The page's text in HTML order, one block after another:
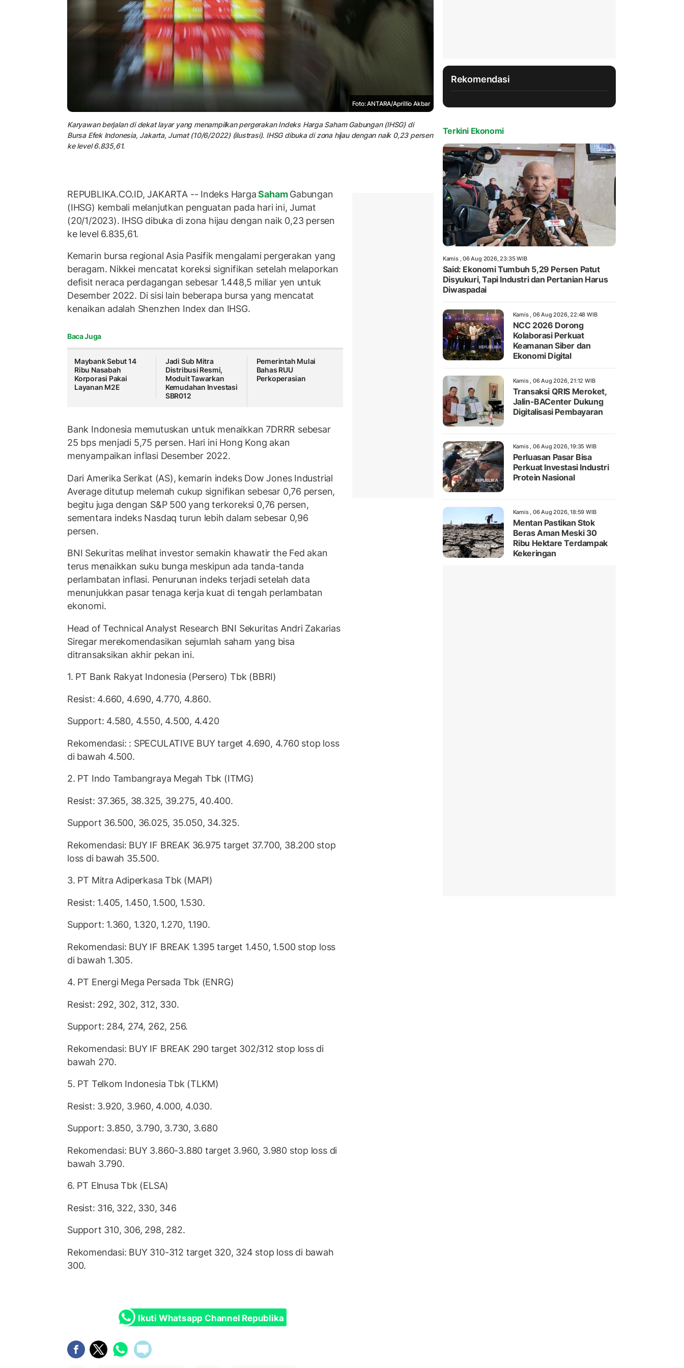
Foto: ANTARA/Aprillio Akbar
Karyawan berjalan di dekat layar yang menampilkan pergerakan Indeks Harga Saham Gabungan (IHSG) di
Bursa Efek Indonesia, Jakarta, Jumat (10/6/2022) (ilustrasi). IHSG dibuka di zona hijau dengan naik 0,23 persen
ke level 6.835,61.
REPUBLIKA.CO.ID, JAKARTA -- Indeks HargaSahamGabungan
(IHSG) kembali melanjutkan penguatan pada hari ini, Jumat
(20/1/2023). IHSG dibuka di zona hijau dengan naik 0,23 persen
ke level 6.835,61.
Kemarin bursa regional Asia Pasifik mengalami pergerakan yang
beragam. Nikkei mencatat koreksi signifikan setelah melaporkan
defisit neraca perdagangan sebesar 1.448,5 miliar yen untuk
Desember 2022. Di sisi lain beberapa bursa yang mencatat
kenaikan adalah Shenzhen Index dan IHSG.
Baca Juga
Maybank Sebut 14
Ribu Nasabah
Korporasi Pakai
Layanan M2E
Jadi Sub Mitra
Distribusi Resmi,
Moduit Tawarkan
Kemudahan Investasi
SBR012
Pemerintah Mulai
Bahas RUU
Perkoperasian
Bank Indonesia memutuskan untuk menaikkan 7DRRR sebesar
25 bps menjadi 5,75 persen. Hari ini Hong Kong akan
menyampaikan inflasi Desember 2022.
Dari Amerika Serikat (AS), kemarin indeks Dow Jones Industrial
Average ditutup melemah cukup signifikan sebesar 0,76 persen,
begitu juga dengan S&P 500 yang terkoreksi 0,76 persen,
sementara indeks Nasdaq turun lebih dalam sebesar 0,96
persen.
BNI Sekuritas melihat investor semakin khawatir the Fed akan
terus menaikkan suku bunga meskipun ada tanda-tanda
perlambatan inflasi. Penurunan indeks terjadi setelah data
menunjukkan pasar tenaga kerja kuat di tengah perlambatan
ekonomi.
Head of Technical Analyst Research BNI Sekuritas Andri Zakarias
Siregar merekomendasikan sejumlah saham yang bisa
ditransaksikan akhir pekan ini.
1. PT Bank Rakyat Indonesia (Persero) Tbk (BBRI)
Resist: 4.660, 4.690, 4.770, 4.860.
Support: 4.580, 4.550, 4.500, 4.420
Rekomendasi: : SPECULATIVE BUY target 4.690, 4.760 stop loss
di bawah 4.500.
2. PT Indo Tambangraya Megah Tbk (ITMG)
Resist: 37.365, 38.325, 39.275, 40.400.
Support 36.500, 36.025, 35.050, 34.325.
Rekomendasi: BUY IF BREAK 36.975 target 37.700, 38.200 stop
loss di bawah 35.500.
3. PT Mitra Adiperkasa Tbk (MAPI)
Resist: 1.405, 1.450, 1.500, 1.530.
Support: 1.360, 1.320, 1.270, 1.190.
Rekomendasi: BUY IF BREAK 1.395 target 1.450, 1.500 stop loss
di bawah 1.305.
4. PT Energi Mega Persada Tbk (ENRG)
Resist: 292, 302, 312, 330.
Support: 284, 274, 262, 256.
Rekomendasi: BUY IF BREAK 290 target 302/312 stop loss di
bawah 270.
5. PT Telkom Indonesia Tbk (TLKM)
Resist: 3.920, 3.960, 4.000, 4.030.
Support: 3.850, 3.790, 3.730, 3.680
Rekomendasi: BUY 3.860-3.880 target 3.960, 3.980 stop loss di
bawah 3.790.
6. PT Elnusa Tbk (ELSA)
Resist: 316, 322, 330, 346
Support 310, 306, 298, 282.
Rekomendasi: BUY 310-312 target 320, 324 stop loss di bawah
300.
Ikuti Whatsapp Channel Republika
Rekomendasi
Terkini Ekonomi
Kamis , 06 Aug 2026, 23:35 WIB
Said: Ekonomi Tumbuh 5,29 Persen Patut
Disyukuri, Tapi Industri dan Pertanian Harus
Diwaspadai
Kamis , 06 Aug 2026, 22:48 WIB
NCC 2026 Dorong
Kolaborasi Perkuat
Keamanan Siber dan
Ekonomi Digital
Kamis , 06 Aug 2026, 21:12 WIB
Transaksi QRIS Meroket,
Jalin-BACenter Dukung
Digitalisasi Pembayaran
Kamis , 06 Aug 2026, 19:35 WIB
Perluasan Pasar Bisa
Perkuat Investasi Industri
Protein Nasional
Kamis , 06 Aug 2026, 18:59 WIB
Mentan Pastikan Stok
Beras Aman Meski 30
Ribu Hektare Terdampak
Kekeringan